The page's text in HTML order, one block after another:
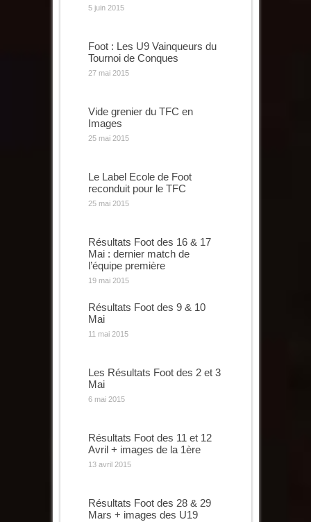
5 juin 2015
Foot : Les U9 Vainqueurs du
Tournoi de Conques
27 mai 2015
Vide grenier du TFC en
Images
25 mai 2015
Le Label Ecole de Foot
reconduit pour le TFC
25 mai 2015
Résultats Foot des 16 & 17
Mai : dernier match de
l’équipe première
19 mai 2015
Résultats Foot des 9 & 10
Mai
11 mai 2015
Les Résultats Foot des 2 et 3
Mai
6 mai 2015
Résultats Foot des 11 et 12
Avril + images de la 1ère
13 avril 2015
Résultats Foot des 28 & 29
Mars + images des U19